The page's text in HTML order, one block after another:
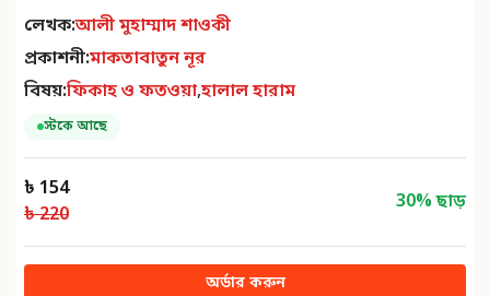
লেখক:আলী মুহাম্মাদ শাওকী
প্রকাশনী:মাকতাবাতুন নূর
বিষয়:ফিকাহ ও ফতওয়া,হালাল হারাম
স্টকে আছে
৳ 154
৳ 220
30% ছাড়
অর্ডার করুন